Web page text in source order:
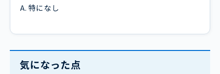
A. 特になし
気になった点